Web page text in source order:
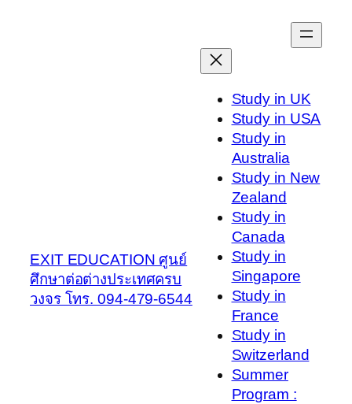
EXIT EDUCATION ศูนย์
ศึกษาต่อต่างประเทศครบ
วงจร โทร. 094-479-6544
Study in UK
Study in USA
Study in
Australia
Study in New
Zealand
Study in
Canada
Study in
Singapore
Study in
France
Study in
Switzerland
Summer
Program :